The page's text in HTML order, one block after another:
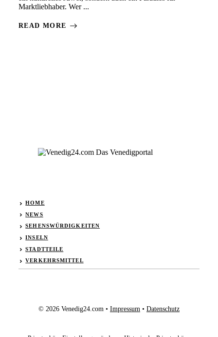
Marktliebhaber. Wer ...
READ MORE
HOME
NEWS
SEHENSWÜRDIGKEITEN
INSELN
STADTTEILE
VERKEHRSMITTEL
© 2026 Venedig24.com • Impressum • Datenschutz